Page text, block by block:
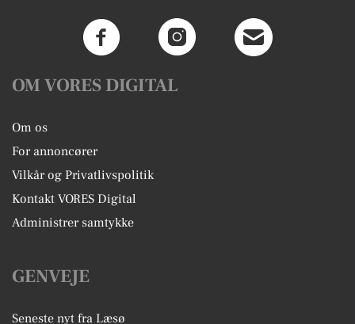
OM VORES DIGITAL
Om os
For annoncører
Vilkår og Privatlivspolitik
Kontakt VORES Digital
Administrer samtykke
GENVEJE
Seneste nyt fra Læsø